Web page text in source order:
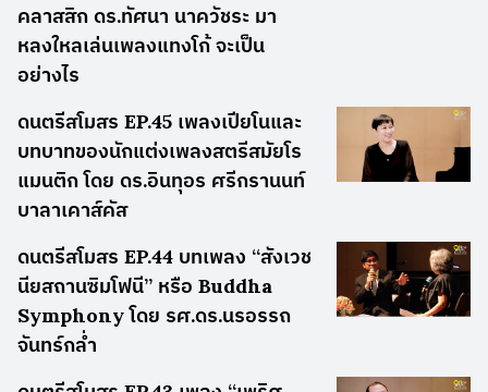
คลาสสิก ดร.ทัศนา นาควัชระ มา
หลงใหลเล่นเพลงแทงโก้ จะเป็น
อย่างไร
ดนตรีสโมสร EP.45 เพลงเปียโนและ
บทบาทของนักแต่งเพลงสตรีสมัยโร
แมนติก โดย ดร.อินทุอร ศรีกรานนท์
บาลาเคาส์คัส
ดนตรีสโมสร EP.44 บทเพลง “สังเวช
นียสถานซิมโฟนี” หรือ Buddha
Symphony โดย รศ.ดร.นรอรรถ
จันทร์กล่ำ